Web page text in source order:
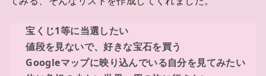
宝くじ1等に当選したい
値段を見ないで、好きな宝石を買う
Googleマップに映り込んでいる自分を見てみたい